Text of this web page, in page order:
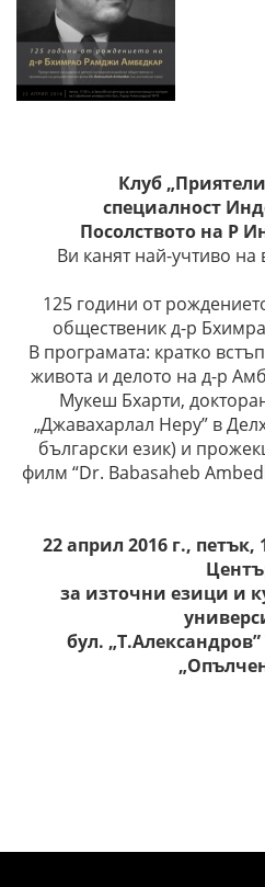
Клуб
специалност
Посолството на Р
Ви канят най-учтиво на
125 години от
общественик д-р
В програмата: кратко
живота и делото на д-р
Мукеш Бхарти,
„Джавахарлал Неру” в
български език) и
филм “Dr. Babasaheb
22 април 2016 г., петък,
за източни езици и
бул.